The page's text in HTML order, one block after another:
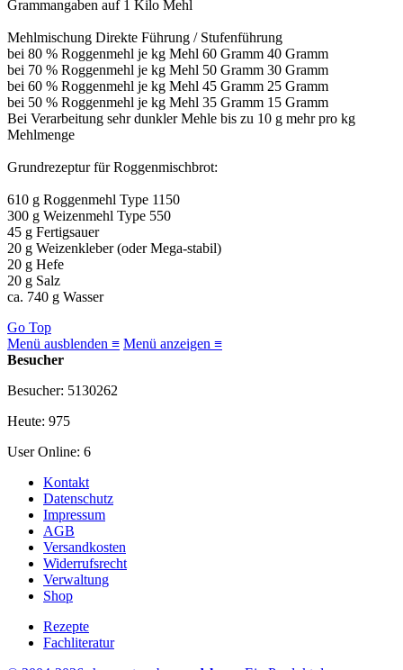
Grammangaben auf 1 Kilo Mehl
Mehlmischung Direkte Führung / Stufenführung
bei 80 % Roggenmehl je kg Mehl 60 Gramm 40 Gramm
bei 70 % Roggenmehl je kg Mehl 50 Gramm 30 Gramm
bei 60 % Roggenmehl je kg Mehl 45 Gramm 25 Gramm
bei 50 % Roggenmehl je kg Mehl 35 Gramm 15 Gramm
Bei Verarbeitung sehr dunkler Mehle bis zu 10 g mehr pro kg
Mehlmenge
Grundrezeptur für Roggenmischbrot:
610 g Roggenmehl Type 1150
300 g Weizenmehl Type 550
45 g Fertigsauer
20 g Weizenkleber (oder Mega-stabil)
20 g Hefe
20 g Salz
ca. 740 g Wasser
Go Top
Menü ausblenden ≡ Menü anzeigen ≡
Besucher
Besucher: 5130262
Heute: 975
User Online: 6
Kontakt
Datenschutz
Impressum
AGB
Versandkosten
Widerrufsrecht
Verwaltung
Shop
Rezepte
Fachliteratur